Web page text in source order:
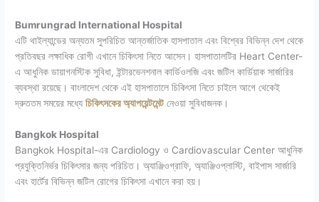
Bumrungrad International Hospital
এটি থাইল্যান্ডের অন্যতম সুপরিচিত আন্তর্জাতিক হাসপাতাল এবং বিশ্বের বিভিন্ন দেশ থেকে
প্রতিবছর লক্ষাধিক রোগী এখানে চিকিৎসা নিতে আসেন। হাসপাতালটির Heart Center-
এ আধুনিক ডায়াগনস্টিক সুবিধা, ইন্টারভেনশনাল কার্ডিওলজি এবং জটিল কার্ডিয়াক সার্জারির
ব্যবস্থা রয়েছে।বাংলাদেশ থেকে এই হাসপাতালে চিকিৎসা নিতে চাইলে আগে থেকেই
দ্রুততম সময়ের মধ্যেচিকিৎসকের অ্যাপয়েন্টমেন্ট নেওয়া সুবিধাজনক।
Bangkok Hospital
Bangkok Hospital-এর Cardiology ও Cardiovascular Center আধুনিক
প্রযুক্তিনির্ভর চিকিৎসার জন্য পরিচিত। অ্যাঞ্জিওগ্রাফি, অ্যাঞ্জিওপ্লাস্টি, বাইপাস সার্জারি
এবং হার্টের বিভিন্ন জটিল রোগের চিকিৎসা এখানে করা হয়।